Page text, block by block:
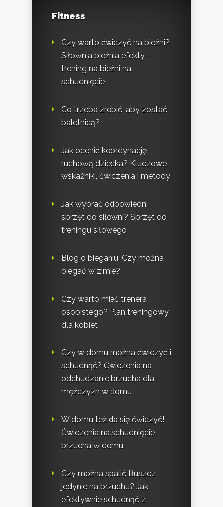
Fitness
Czy warto ćwiczyć na bieżni?
Siłownia bieżnia efekty –
trening na bieżni na
schudnięcie
Co trzeba zrobić, aby zostać
baletnicą?
Jak ocenić koordynację
ruchową dziecka? Kluczowe
wskaźniki, ćwiczenia i metody
Jak wybrać odpowiedni
sprzęt do siłowni? Sprzęt do
treningu siłowego
Blog o bieganiu. Czy można
biegać w zimie?
Czy warto mieć trenera
osobistego? Plan treningowy
dla kobiet
Czy w domu można ćwiczyć i
schudnąć? Ćwiczenia na
odchudzanie brzucha dla
mężczyzn w domu
W domu też da się ćwiczyć!
Ćwiczenia na schudnięcie
brzucha w domu
Czy można spalić tłuszcz
jedynie na brzuchu? Jak
efektywnie schudnąć z